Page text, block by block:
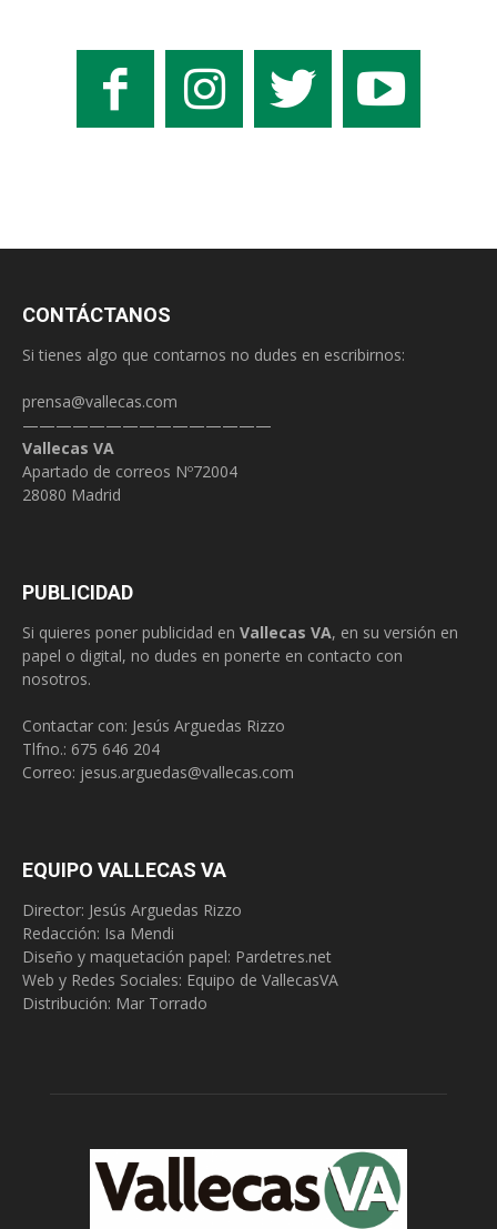
CONTÁCTANOS
Si tienes algo que contarnos no dudes en escribirnos:
prensa@vallecas.com
———————————————
Vallecas VA
Apartado de correos Nº72004
28080 Madrid
PUBLICIDAD
Si quieres poner publicidad en Vallecas VA, en su versión en
papel o digital, no dudes en ponerte en contacto con
nosotros.
Contactar con: Jesús Arguedas Rizzo
Tlfno.: 675 646 204
Correo: jesus.arguedas@vallecas.com
EQUIPO VALLECAS VA
Director: Jesús Arguedas Rizzo
Redacción: Isa Mendi
Diseño y maquetación papel: Pardetres.net
Web y Redes Sociales: Equipo de VallecasVA
Distribución: Mar Torrado